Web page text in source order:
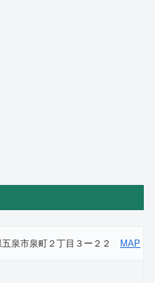
五泉市泉町２丁目３ー２２ MAP